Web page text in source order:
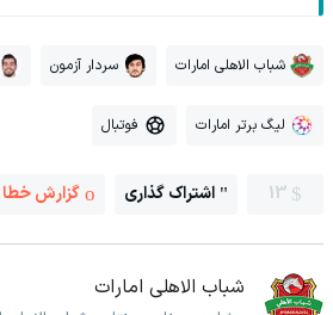
شباب الاهلی امارات سردار آزمون
لیگ برتر امارات فوتبال
13 اشتراک گذاری گزارش خطا
شباب الاهلی امارات